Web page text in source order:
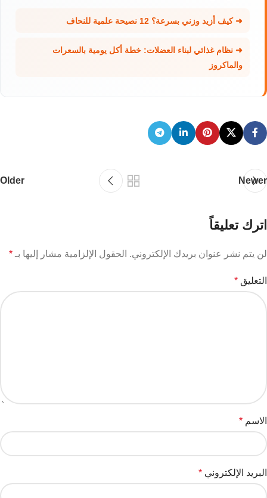
➜ كيف أزيد وزني بسرعة؟ 12 نصيحة علمية للنحاف
➜ نظام غذائي لبناء العضلات: خطة أكل يومية بالسعرات
والماكروز
Newer
Older
اترك تعليقاً
لن يتم نشر عنوان بريدك الإلكتروني. الحقول الإلزامية مشار إليها بـ *
التعليق *
الاسم *
البريد الإلكتروني *